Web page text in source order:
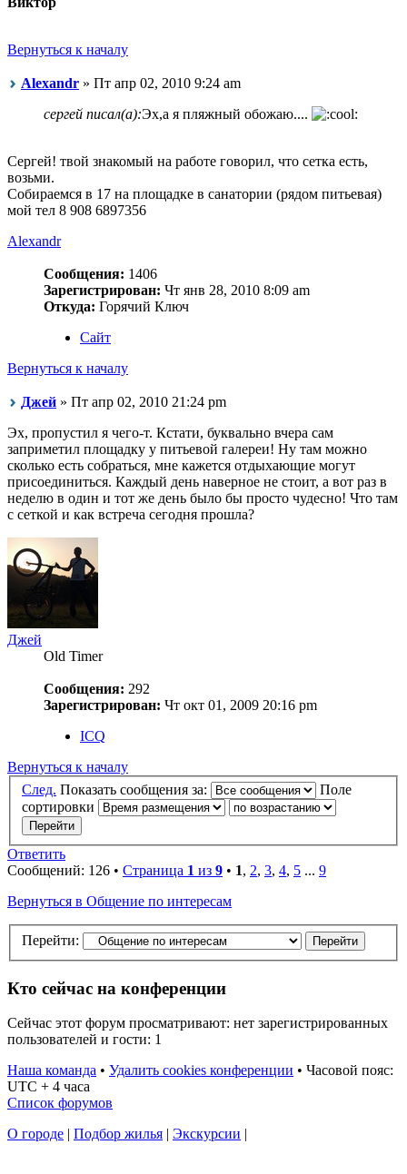
Вернуться к началу
Alexandr » Пт апр 02, 2010 9:24 am
cергей писал(а):Эх,а я пляжный обожаю....
Сергей! твой знакомый на работе говорил, что сетка есть,
возьми.
Собираемся в 17 на площадке в санатории (рядом питьевая)
мой тел 8 908 6897356
Alexandr
Сообщения: 1406
Зарегистрирован: Чт янв 28, 2010 8:09 am
Откуда: Горячий Ключ
Сайт
Вернуться к началу
Джей » Пт апр 02, 2010 21:24 pm
Эх, пропустил я чего-т. Кстати, буквально вчера сам
заприметил площадку у питьевой галереи! Ну там можно
сколько есть собраться, мне кажется отдыхающие могут
присоединиться. Каждый день наверное не стоит, а вот раз в
неделю в один и тот же день было бы просто чудесно! Что там
с сеткой и как встреча сегодня прошла?
Джей
Old Timer
Сообщения: 292
Зарегистрирован: Чт окт 01, 2009 20:16 pm
ICQ
Вернуться к началу
След. Показать сообщения за:
Поле
сортировки
Ответить
Сообщений: 126 • Страница 1 из 9 • 1, 2, 3, 4, 5 ... 9
Вернуться в Общение по интересам
Перейти:
Кто сейчас на конференции
Сейчас этот форум просматривают: нет зарегистрированных
пользователей и гости: 1
Наша команда • Удалить cookies конференции • Часовой пояс:
UTC + 4 часа
Список форумов
О городе | Подбор жилья | Экскурсии |